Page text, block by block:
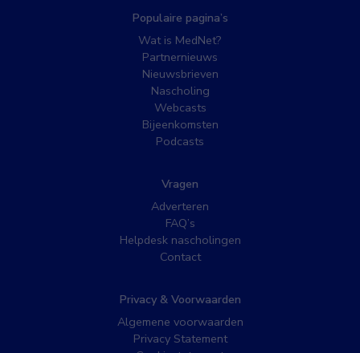
Populaire pagina’s
Wat is MedNet?
Partnernieuws
Nieuwsbrieven
Nascholing
Webcasts
Bijeenkomsten
Podcasts
Vragen
Adverteren
FAQ’s
Helpdesk nascholingen
Contact
Privacy & Voorwaarden
Algemene voorwaarden
Privacy Statement